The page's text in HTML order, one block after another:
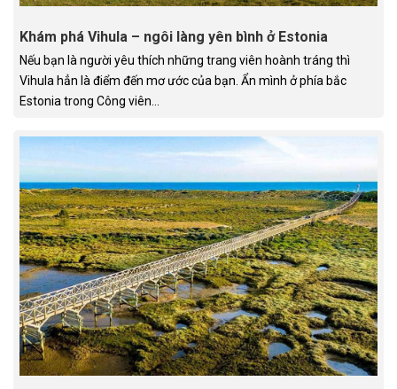
Khám phá Vihula – ngôi làng yên bình ở Estonia
Nếu bạn là người yêu thích những trang viên hoành tráng thì
Vihula hẳn là điểm đến mơ ước của bạn. Ẩn mình ở phía bắc
Estonia trong Công viên...